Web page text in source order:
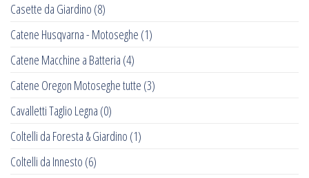
Casette da Giardino (8)
Catene Husqvarna - Motoseghe (1)
Catene Macchine a Batteria (4)
Catene Oregon Motoseghe tutte (3)
Cavalletti Taglio Legna (0)
Coltelli da Foresta & Giardino (1)
Coltelli da Innesto (6)